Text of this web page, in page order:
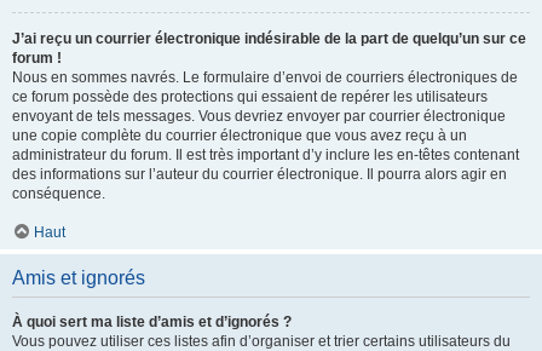
J’ai reçu un courrier électronique indésirable de la part de quelqu’un sur ce
forum !
Nous en sommes navrés. Le formulaire d’envoi de courriers électroniques de
ce forum possède des protections qui essaient de repérer les utilisateurs
envoyant de tels messages. Vous devriez envoyer par courrier électronique
une copie complète du courrier électronique que vous avez reçu à un
administrateur du forum. Il est très important d’y inclure les en-têtes contenant
des informations sur l’auteur du courrier électronique. Il pourra alors agir en
conséquence.
Haut
Amis et ignorés
À quoi sert ma liste d’amis et d’ignorés ?
Vous pouvez utiliser ces listes afin d’organiser et trier certains utilisateurs du